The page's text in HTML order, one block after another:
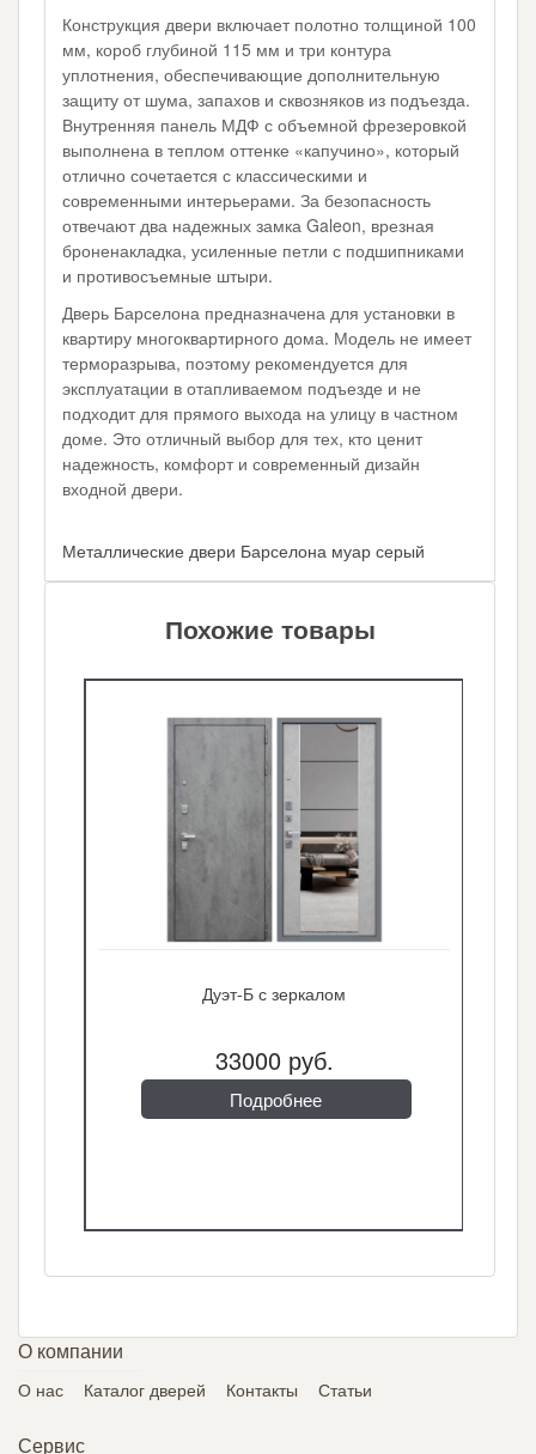
Конструкция двери включает полотно толщиной 100
мм, короб глубиной 115 мм и три контура
уплотнения, обеспечивающие дополнительную
защиту от шума, запахов и сквозняков из подъезда.
Внутренняя панель МДФ с объемной фрезеровкой
выполнена в теплом оттенке «капучино», который
отлично сочетается с классическими и
современными интерьерами. За безопасность
отвечают два надежных замка Galeon, врезная
броненакладка, усиленные петли с подшипниками
и противосъемные штыри.
Дверь Барселона предназначена для установки в
квартиру многоквартирного дома. Модель не имеет
терморазрыва, поэтому рекомендуется для
эксплуатации в отапливаемом подъезде и не
подходит для прямого выхода на улицу в частном
доме. Это отличный выбор для тех, кто ценит
надежность, комфорт и современный дизайн
входной двери.
Металлические двери Барселона муар серый
Похожие товары
Дуэт-Б с зеркалом
33000 руб.
Подробнее
О компании
О нас Каталог дверей Контакты Статьи
Сервис